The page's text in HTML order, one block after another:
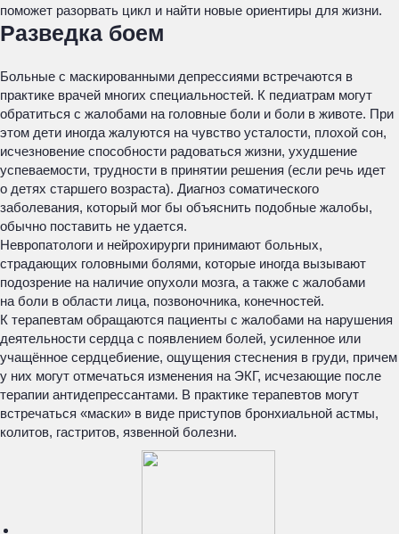
поможет разорвать цикл и найти новые ориентиры для жизни.
Разведка боем
Больные с маскированными депрессиями встречаются в
практике врачей многих специальностей. К педиатрам могут
обратиться с жалобами на головные боли и боли в животе. При
этом дети иногда жалуются на чувство усталости, плохой сон,
исчезновение способности радоваться жизни, ухудшение
успеваемости, трудности в принятии решения (если речь идет
о детях старшего возраста). Диагноз соматического
заболевания, который мог бы объяснить подобные жалобы,
обычно поставить не удается.
Невропатологи и нейрохирурги принимают больных,
страдающих головными болями, которые иногда вызывают
подозрение на наличие опухоли мозга, а также с жалобами
на боли в области лица, позвоночника, конечностей.
К терапевтам обращаются пациенты с жалобами на нарушения
деятельности сердца с появлением болей, усиленное или
учащённое сердцебиение, ощущения стеснения в груди, причем
у них могут отмечаться изменения на ЭКГ, исчезающие после
терапии антидепрессантами. В практике терапевтов могут
встречаться «маски» в виде приступов бронхиальной астмы,
колитов, гастритов, язвенной болезни.